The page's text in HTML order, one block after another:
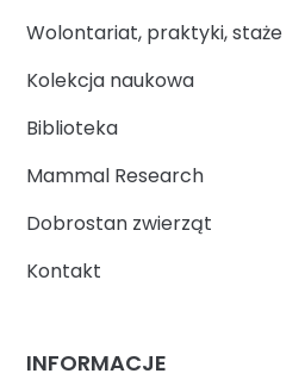
Wolontariat, praktyki, staże
Kolekcja naukowa
Biblioteka
Mammal Research
Dobrostan zwierząt
Kontakt
INFORMACJE